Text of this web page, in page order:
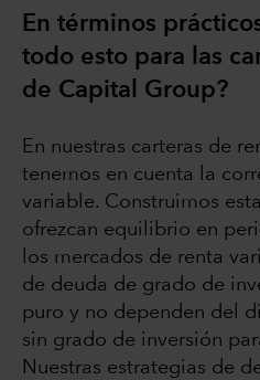
En términos
todo esto para las
de Capital Group?
En nuestras carteras de
tenemos en cuenta la
variable. Construimos
ofrezcan equilibrio en
los mercados de renta
de deuda de grado de
puro y no dependen del
sin grado de inversión
Nuestras estrategias de